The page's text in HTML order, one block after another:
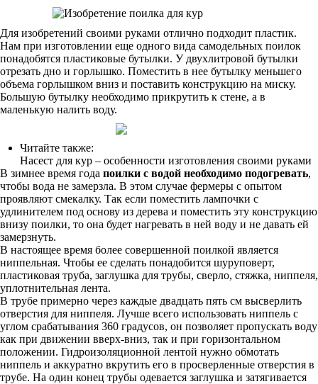
Для изобретений своими руками отлично подходит пластик.
Нам при изготовлении еще одного вида самодельных поилок
понадобятся пластиковые бутылки. У двухлитровой бутылки
отрезать дно и горлышко. Поместить в нее бутылку меньшего
объема горлышком вниз и поставить конструкцию на миску.
Большую бутылку необходимо прикрутить к стене, а в
маленькую налить воду.
Читайте также:
Насест для кур – особенности изготовления своими руками
В зимнее время года поилки с водой необходимо подогревать,
чтобы вода не замерзла. В этом случае фермеры с опытом
проявляют смекалку. Так если поместить лампочки с
удлинителем под основу из дерева и поместить эту конструкцию
внизу поилки, то она будет нагревать в ней воду и не давать ей
замерзнуть.
В настоящее время более совершенной поилкой является
ниппельная. Чтобы ее сделать понадобится шуруповерт,
пластиковая труба, заглушка для трубы, сверло, стяжка, ниппеля,
уплотнительная лента.
В трубе примерно через каждые двадцать пять см высверлить
отверстия для ниппеля. Лучше всего использовать ниппель с
углом срабатывания 360 градусов, он позволяет пропускать воду
как при движении вверх-вниз, так и при горизонтальном
положении. Гидроизоляционной лентой нужно обмотать
ниппель и аккуратно вкрутить его в просверленные отверстия в
трубе. На один конец трубы одевается заглушка и затягивается